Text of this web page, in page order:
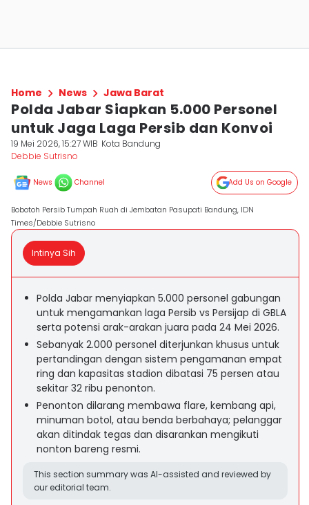
Home News Jawa Barat
Polda Jabar Siapkan 5.000 Personel
untuk Jaga Laga Persib dan Konvoi
19 Mei 2026, 15:27 WIB Kota Bandung
Debbie Sutrisno
News Channel Add Us on Google
Bobotoh Persib Tumpah Ruah di Jembatan Pasupati Bandung, IDN
Times/Debbie Sutrisno
Intinya Sih
Polda Jabar menyiapkan 5.000 personel gabungan
untuk mengamankan laga Persib vs Persijap di GBLA
serta potensi arak-arakan juara pada 24 Mei 2026.
Sebanyak 2.000 personel diterjunkan khusus untuk
pertandingan dengan sistem pengamanan empat
ring dan kapasitas stadion dibatasi 75 persen atau
sekitar 32 ribu penonton.
Penonton dilarang membawa flare, kembang api,
minuman botol, atau benda berbahaya; pelanggar
akan ditindak tegas dan disarankan mengikuti
nonton bareng resmi.
This section summary was AI-assisted and reviewed by
our editorial team.